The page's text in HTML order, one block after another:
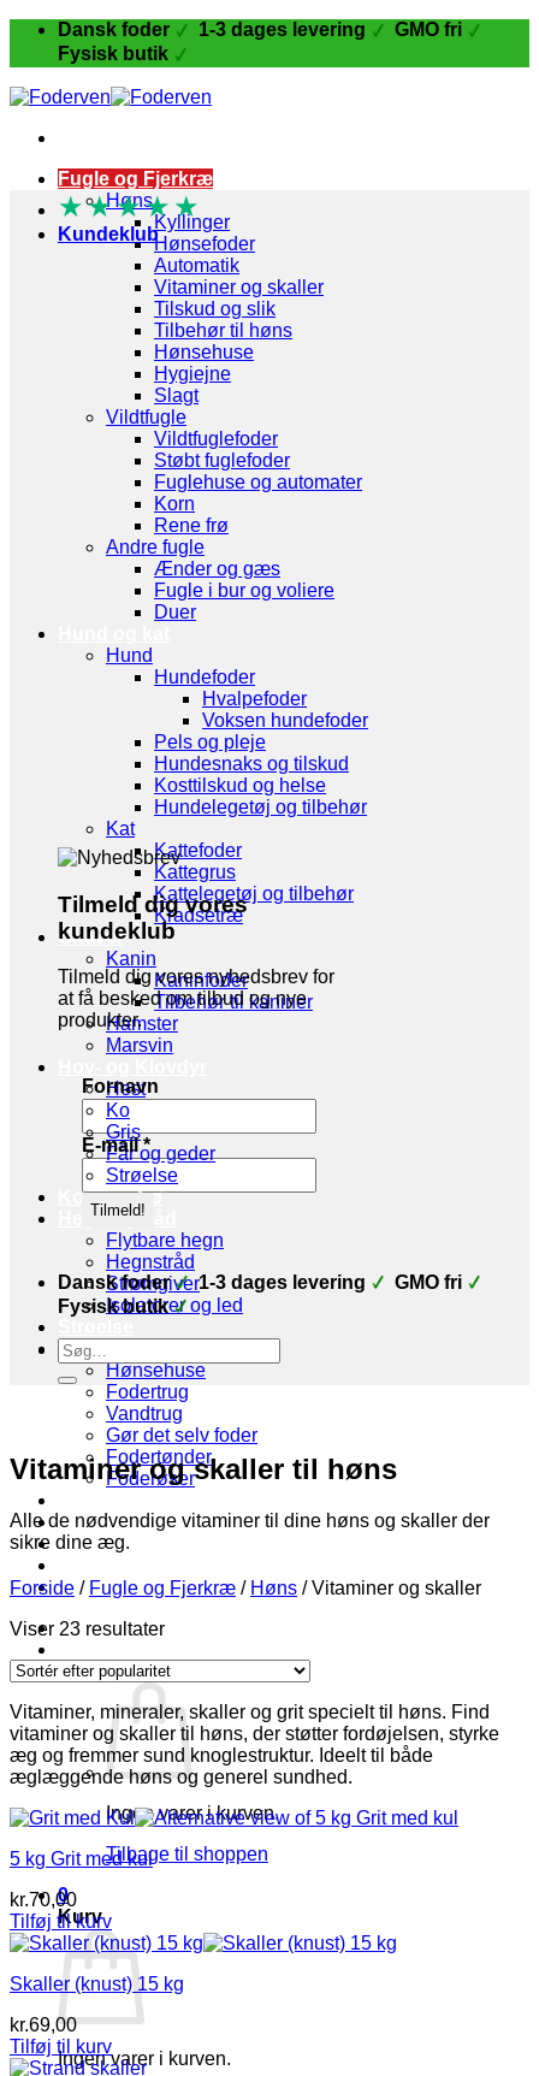
Fortsæt
indhold
Dansk foder 1-3 dages levering
GMO fri
Fysisk butik
Fugle og Fjerkræ
Høns
Kyllinger
Hønsefoder
Automatik
Vitaminer og skaller
Tilskud og slik
Tilbehør til høns
Hønsehuse
Hygiejne
Slagt
Vildtfugle
Vildtfuglefoder
Støbt fuglefoder
Fuglehuse og automater
Korn
Rene frø
Andre fugle
Ænder og gæs
Fugle i bur og voliere
Duer
Hund
Hundefoder
Hvalpefoder
Voksen hundefoder
Pels og pleje
Hundesnaks og tilskud
Kosttilskud og helse
Hundelegetøj og tilbehør
Kat
Kattefoder
Kattegrus
Kattelegetøj og tilbehør
Kradsetræ
Gnaver
Kanin
Kaninfoder
Tilbehør til kaniner
Hamster
Marsvin
Hest
Ko
Gris
Får og geder
Strøelse
Korn og frø
Hegn og tråd
Flytbare hegn
Hegnstråd
Strømgiver
Isolatorer og led
Stald udstyr
Hønsehuse
Fodertrug
Vandtrug
Gør det selv foder
Fodertønder
Foderøser
Skadedyr
Brands
Tilbud
Log ind
Kurv /kr.0,00
Ingen varer i kurven.
Tilbage til shoppen
0
Kurv
Ingen varer i kurven.
★★★★ ★
Kundeklub
Tilmeld dig vores
kundeklub
Tilmeld dig vores nyhedsbrev for
at få besked om tilbud og nye
produkter.
Fornavn
E-mail*
Dansk foder 1-3 dages levering
GMO fri
Fysisk butik
Søg
efter:
Vitaminer og skaller til høns
Alle de nødvendige vitaminer til dine høns og skaller der
sikre dine æg.
Forside / Fugle og Fjerkræ / Høns /Vitaminer og skaller
Viser 23 resultaterSorteret
popularitet
Vitaminer, mineraler, skaller og grit specielt til høns. Find
vitaminer og skaller til høns, der støtter fordøjelsen, styrke
æg og fremmer sund knoglestruktur. Ideelt til både
æglæggende høns og generel sundhed.
5 kg Grit med kul
kr.70,00
Tilføj til kurv
Skaller (knust) 15 kg
kr.69,00
Tilføj til kurv